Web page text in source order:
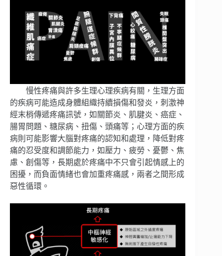
慢性疼痛與許多生理心理疾病有關，生理方面
的疾病可能造成身體組織持續損傷和發炎，刺激神
經末梢傳遞疼痛訊號，如關節炎、肌腱炎、癌症、
腸胃問題、糖尿病、扭傷、頭痛等；心理方面的疾
病則可能影響大腦對疼痛的認知和處理，降低對疼
痛的忍受度和調節能力，如壓力、疲勞、憂鬱、焦
慮、創傷等，長期處於疼痛中不只會引起情感上的
困擾，而負面情緒也會加重疼痛感，兩者之間形成
惡性循環。